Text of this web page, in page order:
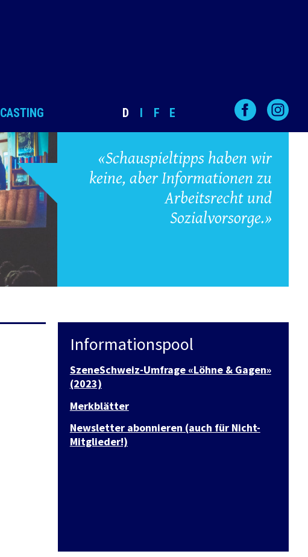
CASTING D I F E
«Schauspieltipps haben wir
keine, aber Informationen zu
Arbeitsrecht und
Sozialvorsorge.»
Informationspool
SzeneSchweiz-Umfrage «Löhne & Gagen»
(2023)
Merkblätter
Newsletter abonnieren (auch für Nicht-
Mitglieder!)